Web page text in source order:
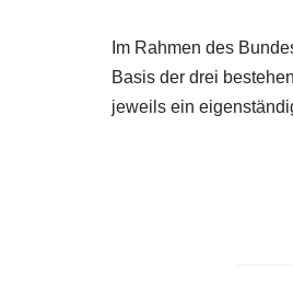
Im Rahmen des
Basis der drei
jeweils ein